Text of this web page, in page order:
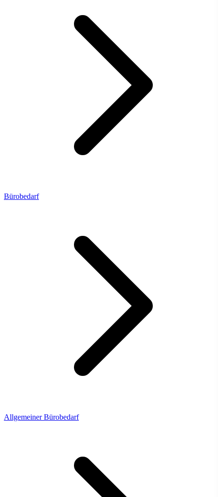
Bürobedarf
Allgemeiner Bürobedarf